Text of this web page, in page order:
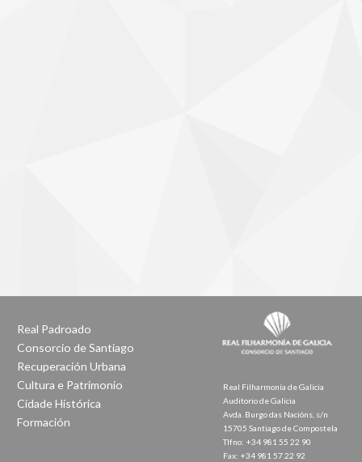
Real Padroado
Consorcio de Santiago
Recuperación Urbana
Cultura e Patrimonio
Cidade Histórica
Formación
Real Filharmonía de Galicia
Auditorio de Galicia
Avda. Burgo das Nacións, s/n
15705 Santiago de Compostela
Tlfno: +34 981 55 22 90
Fax: +34 981 57 22 92